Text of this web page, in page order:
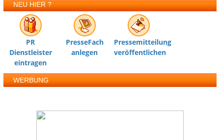
NEU HIER ?
PR
Dienstleister
eintragen
PresseFach
anlegen
Pressemitteilung
veröffentlichen
WERBUNG